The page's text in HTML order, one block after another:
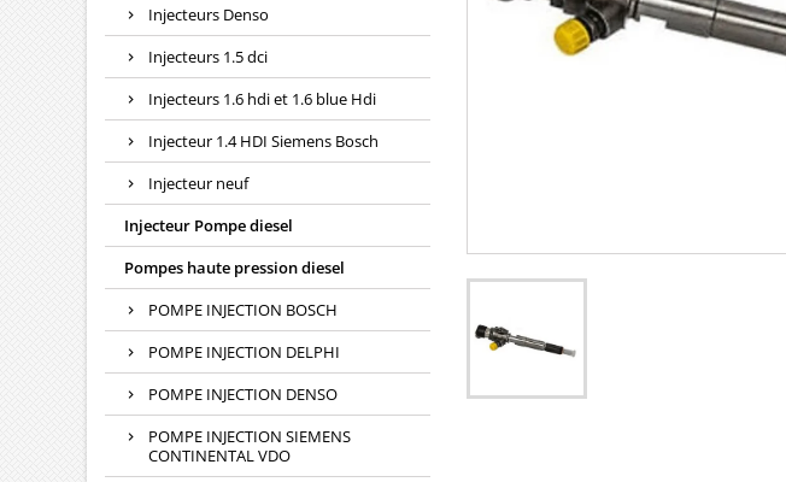
Injecteurs Denso
Injecteurs 1.5 dci
Injecteurs 1.6 hdi et 1.6 blue Hdi
Injecteur 1.4 HDI Siemens Bosch
Injecteur neuf
Injecteur Pompe diesel
Pompes haute pression diesel
POMPE INJECTION BOSCH
POMPE INJECTION DELPHI
POMPE INJECTION DENSO
POMPE INJECTION SIEMENS
CONTINENTAL VDO